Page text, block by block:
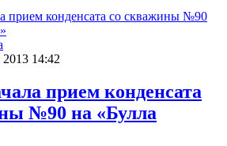
2013 14:42
прием конденсата
№90 на «Булла